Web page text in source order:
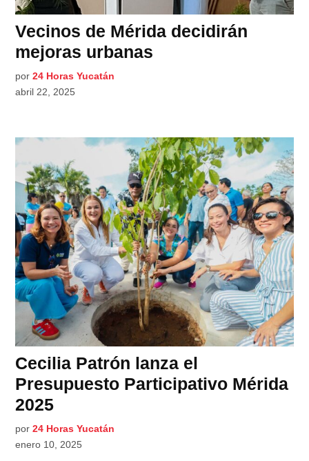
Vecinos de Mérida decidirán
mejoras urbanas
por 24 Horas Yucatán
abril 22, 2025
Cecilia Patrón lanza el
Presupuesto Participativo Mérida
2025
por 24 Horas Yucatán
enero 10, 2025